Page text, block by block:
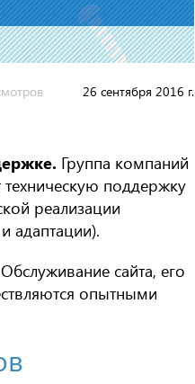
26 сентября 2016 г.
Группа компаний
поддержку
реализации
адаптации).
сайта, его
опытными